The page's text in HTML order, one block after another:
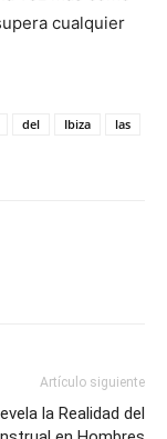
cualquier
del Ibiza
las
Artículo siguiente
la Realidad del